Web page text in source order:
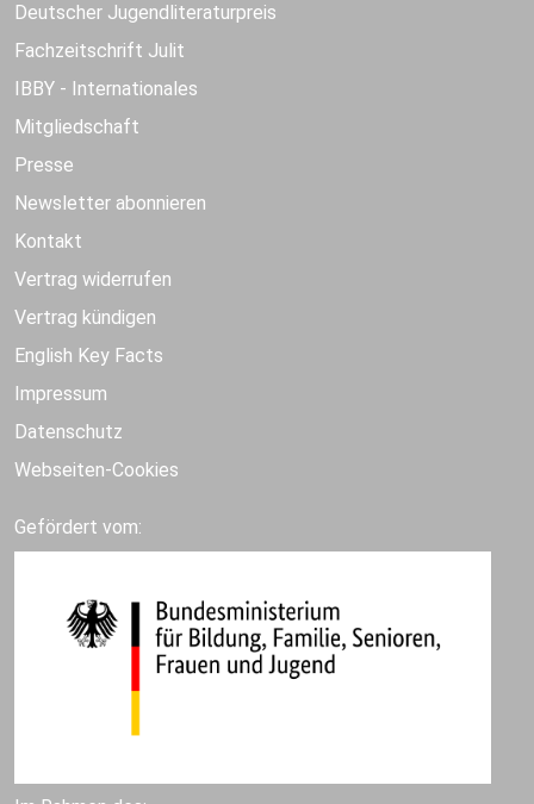
Deutscher Jugendliteraturpreis
Fachzeitschrift Julit
IBBY - Internationales
Mitgliedschaft
Presse
Newsletter abonnieren
Kontakt
Vertrag widerrufen
Vertrag kündigen
English Key Facts
Impressum
Datenschutz
Webseiten-Cookies
Gefördert vom: